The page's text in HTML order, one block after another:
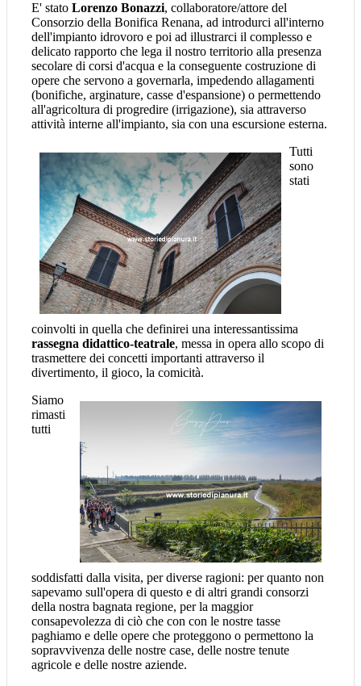
E' stato Lorenzo Bonazzi, collaboratore/attore del
Consorzio della Bonifica Renana, ad introdurci all'interno
dell'impianto idrovoro e poi ad illustrarci il complesso e
delicato rapporto che lega il nostro territorio alla presenza
secolare di corsi d'acqua e la conseguente costruzione di
opere che servono a governarla, impedendo allagamenti
(bonifiche, arginature, casse d'espansione) o permettendo
all'agricoltura di progredire (irrigazione), sia attraverso
attività interne all'impianto, sia con una escursione esterna.
Tutti
sono
stati
coinvolti in quella che definirei una interessantissima
rassegna didattico-teatrale, messa in opera allo scopo di
trasmettere dei concetti importanti attraverso il
divertimento, il gioco, la comicità.
Siamo
rimasti
tutti
soddisfatti dalla visita, per diverse ragioni: per quanto non
sapevamo sull'opera di questo e di altri grandi consorzi
della nostra bagnata regione, per la maggior
consapevolezza di ciò che con con le nostre tasse
paghiamo e delle opere che proteggono o permettono la
sopravvivenza delle nostre case, delle nostre tenute
agricole e delle nostre aziende.